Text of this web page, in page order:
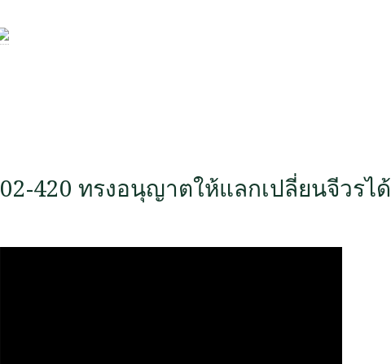
02-420 ทรงอนุญาตให้แลกเปลี่ยนจีวรได้